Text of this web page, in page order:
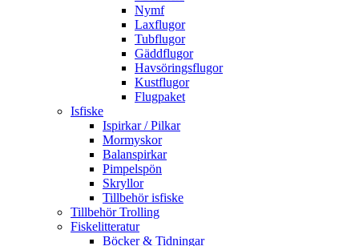
Nymf
Laxflugor
Tubflugor
Gäddflugor
Havsöringsflugor
Kustflugor
Flugpaket
Isfiske
Ispirkar / Pilkar
Mormyskor
Balanspirkar
Pimpelspön
Skryllor
Tillbehör isfiske
Tillbehör Trolling
Fiskelitteratur
Böcker & Tidningar